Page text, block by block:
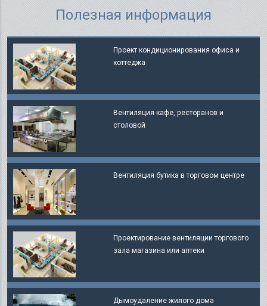
Полезная информация
Проект кондиционирования офиса и
коттеджа
Вентиляция кафе, ресторанов и
столовой
Вентиляция бутика в торговом центре
Проектирование вентиляции торгового
зала магазина или аптеки
Дымоудаление жилого дома